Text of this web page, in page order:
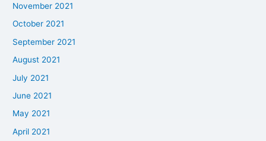
November 2021
October 2021
September 2021
August 2021
July 2021
June 2021
May 2021
April 2021